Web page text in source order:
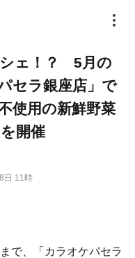
日 11時
シェ！？ 5月の
セラ銀座店」で
使用の新鮮野菜
開催
で、「カラオケパセラ